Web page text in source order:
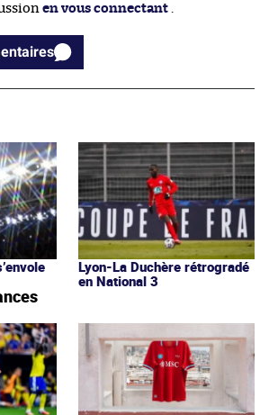
en vous connectant
Lyon-La Duchère rétrogradé
en National 3